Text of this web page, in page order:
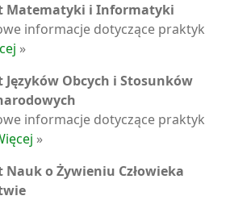
Matematyki i Informatyki
informacje dotyczące praktyk
»
Obcych i Stosunków
informacje dotyczące praktyk
»
o Żywieniu Człowieka